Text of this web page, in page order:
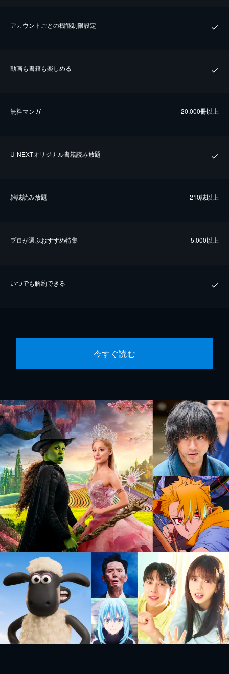
アカウントごとの機能制限設定
動画も書籍も楽しめる
無料マンガ 20,000冊以上
U-NEXTオリジナル書籍読み放題
雑誌読み放題 210誌以上
プロが選ぶおすすめ特集 5,000以上
いつでも解約できる
今すぐ読む